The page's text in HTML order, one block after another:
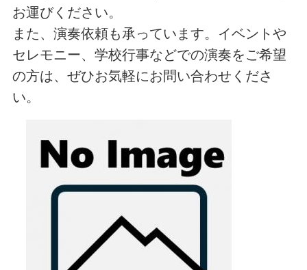
お運びください。
また、演奏依頼も承っています。イベントや
セレモニー、学校行事などでの演奏をご希望
の方は、ぜひお気軽にお問い合わせくださ
い。